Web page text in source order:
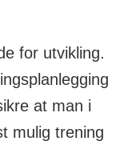
for utvikling.
at man i
mulig trening